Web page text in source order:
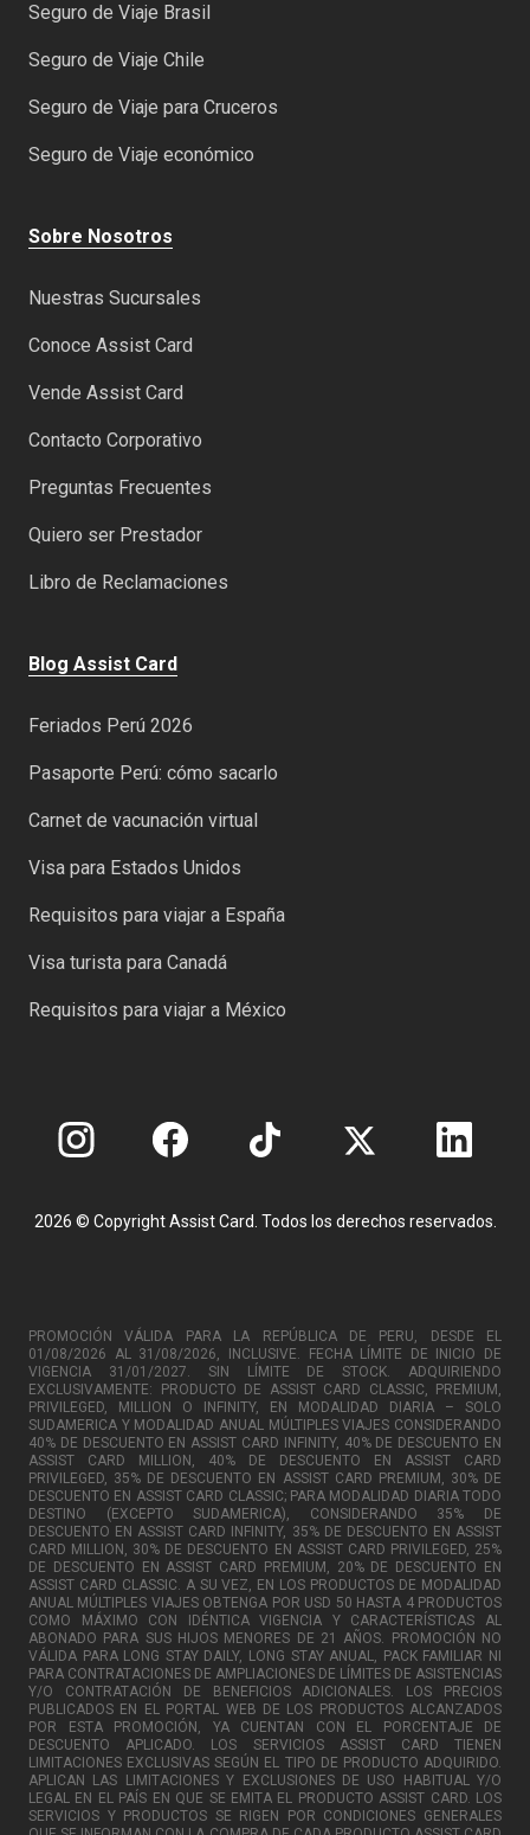
Seguro de Viaje Brasil
Seguro de Viaje Chile
Seguro de Viaje para Cruceros
Seguro de Viaje económico
Sobre Nosotros
Nuestras Sucursales
Conoce Assist Card
Vende Assist Card
Contacto Corporativo
Preguntas Frecuentes
Quiero ser Prestador
Libro de Reclamaciones
Blog Assist Card
Feriados Perú 2026
Pasaporte Perú: cómo sacarlo
Carnet de vacunación virtual
Visa para Estados Unidos
Requisitos para viajar a España
Visa turista para Canadá
Requisitos para viajar a México
2026 © Copyright Assist Card. Todos los derechos reservados.
PROMOCIÓN VÁLIDA PARA LA REPÚBLICA DE PERU, DESDE EL
01/08/2026 AL 31/08/2026, INCLUSIVE. FECHA LÍMITE DE INICIO DE
VIGENCIA 31/01/2027. SIN LÍMITE DE STOCK. ADQUIRIENDO
EXCLUSIVAMENTE: PRODUCTO DE ASSIST CARD CLASSIC, PREMIUM,
PRIVILEGED, MILLION O INFINITY, EN MODALIDAD DIARIA – SOLO
SUDAMERICA Y MODALIDAD ANUAL MÚLTIPLES VIAJES CONSIDERANDO
40% DE DESCUENTO EN ASSIST CARD INFINITY, 40% DE DESCUENTO EN
ASSIST CARD MILLION, 40% DE DESCUENTO EN ASSIST CARD
PRIVILEGED, 35% DE DESCUENTO EN ASSIST CARD PREMIUM, 30% DE
DESCUENTO EN ASSIST CARD CLASSIC; PARA MODALIDAD DIARIA TODO
DESTINO (EXCEPTO SUDAMERICA), CONSIDERANDO 35% DE
DESCUENTO EN ASSIST CARD INFINITY, 35% DE DESCUENTO EN ASSIST
CARD MILLION, 30% DE DESCUENTO EN ASSIST CARD PRIVILEGED, 25%
DE DESCUENTO EN ASSIST CARD PREMIUM, 20% DE DESCUENTO EN
ASSIST CARD CLASSIC. A SU VEZ, EN LOS PRODUCTOS DE MODALIDAD
ANUAL MÚLTIPLES VIAJES OBTENGA POR USD 50 HASTA 4 PRODUCTOS
COMO MÁXIMO CON IDÉNTICA VIGENCIA Y CARACTERÍSTICAS AL
ABONADO PARA SUS HIJOS MENORES DE 21 AÑOS. PROMOCIÓN NO
VÁLIDA PARA LONG STAY DAILY, LONG STAY ANUAL, PACK FAMILIAR NI
PARA CONTRATACIONES DE AMPLIACIONES DE LÍMITES DE ASISTENCIAS
Y/O CONTRATACIÓN DE BENEFICIOS ADICIONALES. LOS PRECIOS
PUBLICADOS EN EL PORTAL WEB DE LOS PRODUCTOS ALCANZADOS
POR ESTA PROMOCIÓN, YA CUENTAN CON EL PORCENTAJE DE
DESCUENTO APLICADO. LOS SERVICIOS ASSIST CARD TIENEN
LIMITACIONES EXCLUSIVAS SEGÚN EL TIPO DE PRODUCTO ADQUIRIDO.
APLICAN LAS LIMITACIONES Y EXCLUSIONES DE USO HABITUAL Y/O
LEGAL EN EL PAÍS EN QUE SE EMITA EL PRODUCTO ASSIST CARD. LOS
SERVICIOS Y PRODUCTOS SE RIGEN POR CONDICIONES GENERALES